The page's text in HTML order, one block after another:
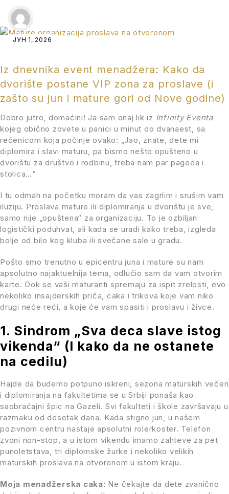
ЈУН 1, 2026
Iz dnevnika event menadžera: Kako da
dvorište postane VIP zona za proslave (i
zašto su jun i mature gori od Nove godine)
Dobro jutro, domaćini! Ja sam onaj lik iz Infinity Eventa
kojeg obično zovete u panici u minut do dvanaest, sa
rečenicom koja počinje ovako: „Jao, znate, dete mi
diplomira i slavi maturu, pa bismo nešto opušteno u
dvorištu za društvo i rodbinu, treba nam par pagoda i
stolica…“
I tu odmah na početku moram da vas zagrlim i srušim vam
iluziju. Proslava mature ili diplomiranja u dvorištu je sve,
samo nije „opuštena“ za organizaciju. To je ozbiljan
logistički poduhvat, ali kada se uradi kako treba, izgleda
bolje od bilo kog kluba ili svečane sale u gradu.
Pošto smo trenutno u epicentru juna i mature su nam
apsolutno najaktuelnija tema, odlučio sam da vam otvorim
karte. Dok se vaši maturanti spremaju za ispit zrelosti, evo
nekoliko insajderskih priča, caka i trikova koje vam niko
drugi neće reći, a koje će vam spasiti i proslavu i živce.
1. Sindrom „Sva deca slave istog
vikenda“ (I kako da ne ostanete
na cedilu)
Hajde da budemo potpuno iskreni, sezona maturskih večeri
i diplomiranja na fakultetima se u Srbiji ponaša kao
saobraćajni špic na Gazeli. Svi fakulteti i škole završavaju u
razmaku od desetak dana. Kada stigne jun, u našem
pozivnom centru nastaje apsolutni rolerkoster. Telefon
zvoni non-stop, a u istom vikendu imamo zahteve za pet
punoletstava, tri diplomske žurke i nekoliko velikih
maturskih proslava na otvorenom u istom kraju.
Moja menadžerska caka: Ne čekajte da dete zvanično